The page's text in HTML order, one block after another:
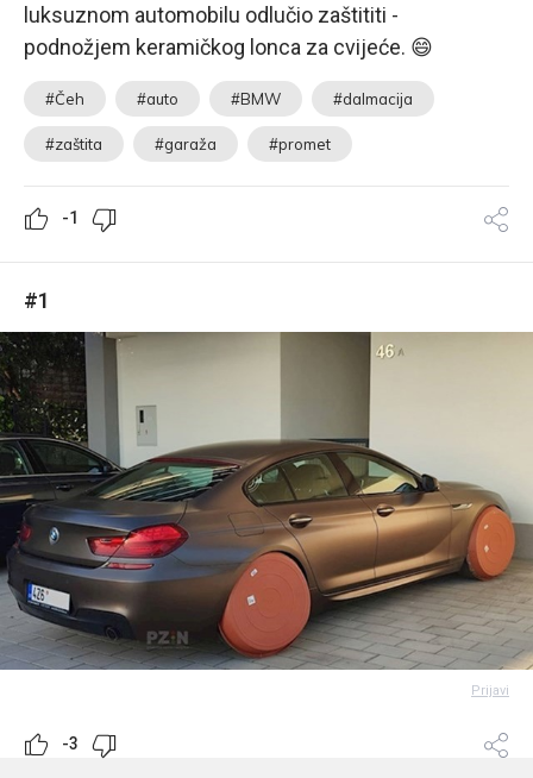
luksuznom automobilu odlučio zaštititi -
podnožjem keramičkog lonca za cvijeće. 😄
#Čeh #auto #BMW #dalmacija
#zaštita #garaža #promet
-1
#1
Prijavi
-3